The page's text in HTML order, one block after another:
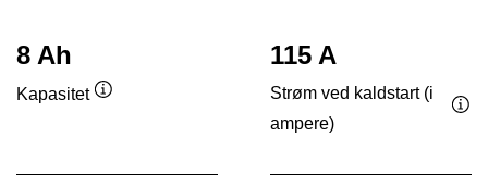
8 Ah
Kapasitet
115 A
Strøm ved kaldstart (i
ampere)